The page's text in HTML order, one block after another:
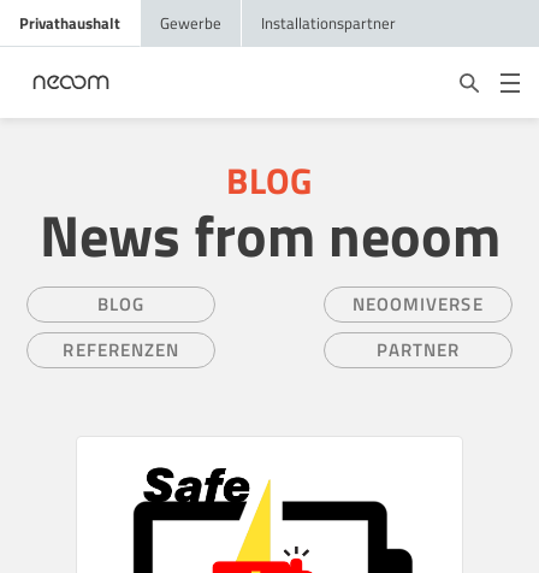
Privathaushalt Gewerbe Installationspartner
BLOG
News from neoom
BLOG
NEOOMIVERSE
REFERENZEN
PARTNER